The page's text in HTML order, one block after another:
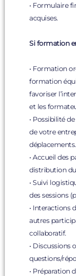
• Formulaire
acquises.
Si formation
• Formation
formation
favoriser
et les
• Possibilité
de votre
déplacements.
• Accueil des
distribution
• Suivi
des sessions
• Interactions
autres
collaboratif.
• Discussions
questions/
• Préparation